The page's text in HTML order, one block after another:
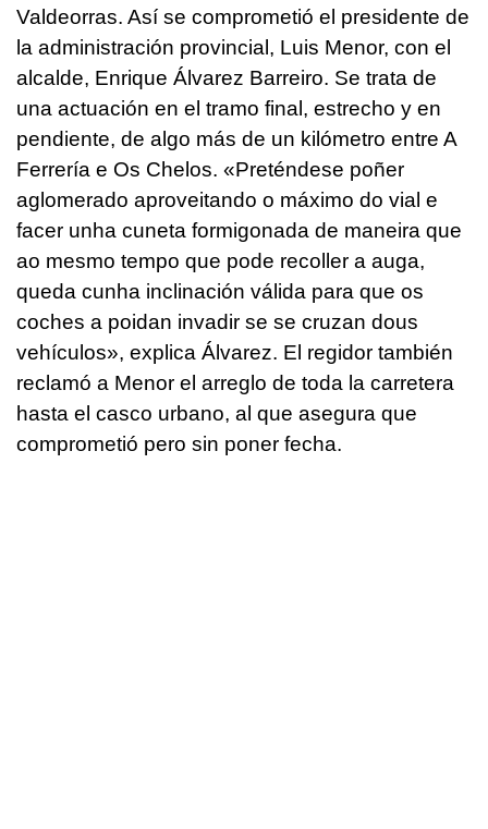
Valdeorras. Así se comprometió el presidente de
la administración provincial, Luis Menor, con el
alcalde, Enrique Álvarez Barreiro. Se trata de
una actuación en el tramo final, estrecho y en
pendiente, de algo más de un kilómetro entre A
Ferrería e Os Chelos. «Preténdese poñer
aglomerado aproveitando o máximo do vial e
facer unha cuneta formigonada de maneira que
ao mesmo tempo que pode recoller a auga,
queda cunha inclinación válida para que os
coches a poidan invadir se se cruzan dous
vehículos», explica Álvarez. El regidor también
reclamó a Menor el arreglo de toda la carretera
hasta el casco urbano, al que asegura que
comprometió pero sin poner fecha.